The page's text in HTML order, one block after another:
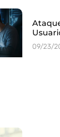
09/23/